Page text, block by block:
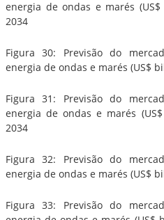
energia de ondas e marés (US$
2034
Figura 30: Previsão do
energia de ondas e marés (US$
Figura 31: Previsão do
energia de ondas e marés
2034
Figura 32: Previsão do
energia de ondas e marés (US$
Figura 33: Previsão do